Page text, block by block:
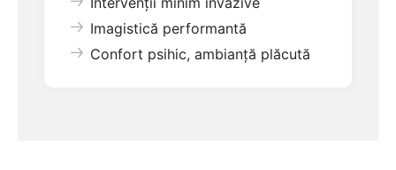
Imagistică performantă
Confort psihic, ambianță plăcută